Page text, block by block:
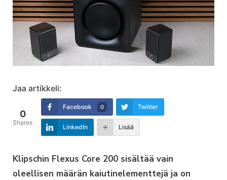
Jaa artikkeli:
0
Shares
Facebook 0 Twitter
LinkedIn Lisää
Klipschin Flexus Core 200 sisältää vain
oleellisen määrän kaiutinelementtejä ja on